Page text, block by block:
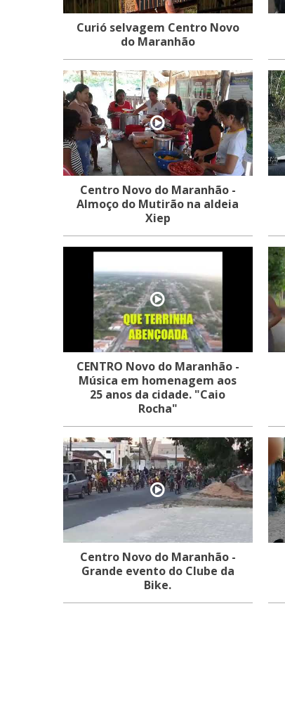
Curió selvagem Centro Novo
do Maranhão
Centro Novo do Maranhão -
Almoço do Mutirão na aldeia
Xiep
CENTRO Novo do Maranhão -
Música em homenagem aos
25 anos da cidade. "Caio
Rocha"
Centro Novo do Maranhão -
Grande evento do Clube da
Bike.